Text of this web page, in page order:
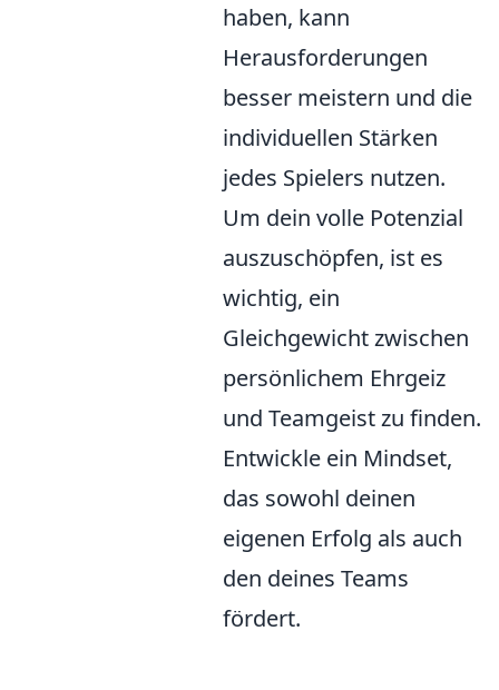
haben, kann
Herausforderungen
besser meistern und die
individuellen Stärken
jedes Spielers nutzen.
Um dein volle Potenzial
auszuschöpfen, ist es
wichtig, ein
Gleichgewicht zwischen
persönlichem Ehrgeiz
und Teamgeist zu finden.
Entwickle ein Mindset,
das sowohl deinen
eigenen Erfolg als auch
den deines Teams
fördert.